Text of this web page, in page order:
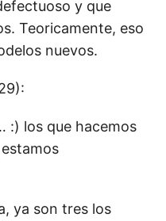
y que
Teoricamente, eso
nuevos.
:) los que hacemos
ya son tres los